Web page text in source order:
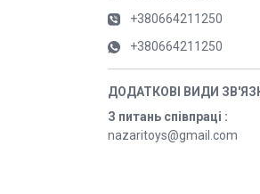
+380664211250
+380664211250
З питань співпраці
nazaritoys@gmail.com